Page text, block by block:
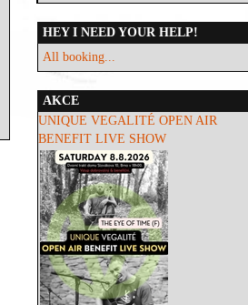
HEY I NEED YOUR HELP!
All booking...
AKCE
UNIQUE VEGALITÉ OPEN AIR
BENEFIT LIVE SHOW